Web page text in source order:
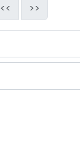
<< >>